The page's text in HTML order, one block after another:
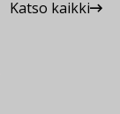
Katso kaikki